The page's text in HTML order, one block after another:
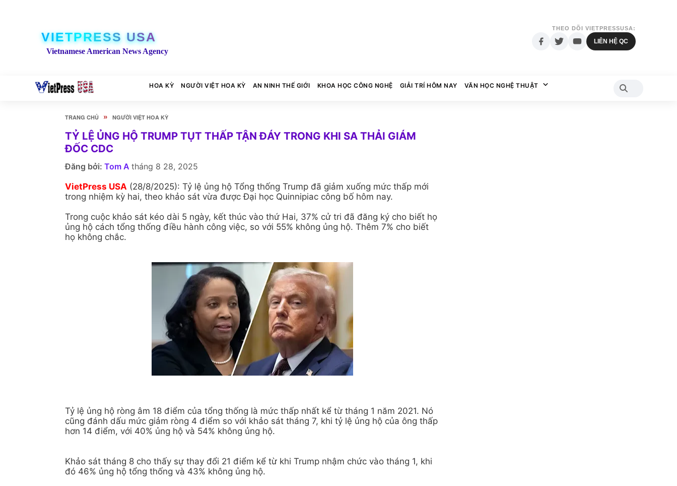
VIETPRESS USA
Vietnamese American News Agency
THEO DÕI VIETPRESSUSA:
LIÊN HỆ QC
HOA KỲ NGƯỜI VIỆT HOA KỲ AN NINH THẾ GIỚI KHOA HỌC CÔNG NGHỆ GIẢI TRÍ HÔM NAY VĂN HỌC NGHỆ THUẬT
TRANG CHỦ » NGƯỜI VIỆT HOA KỲ
TỶ LỆ ỦNG HỘ TRUMP TỤT THẤP TẬN ĐÁY TRONG KHI SA THẢI GIÁM
ĐỐC CDC
Đăng bởi: Tom A tháng 8 28, 2025
VietPress USA (28/8/2025): Tỷ lệ ủng hộ Tổng thống Trump đã giảm xuống mức thấp mới
trong nhiệm kỳ hai, theo khảo sát vừa được Đại học Quinnipiac công bố hôm nay.
Trong cuộc khảo sát kéo dài 5 ngày, kết thúc vào thứ Hai, 37% cử tri đã đăng ký cho biết họ
ủng hộ cách tổng thống điều hành công việc, so với 55% không ủng hộ. Thêm 7% cho biết
họ không chắc.
Tỷ lệ ủng hộ ròng âm 18 điểm của tổng thống là mức thấp nhất kể từ tháng 1 năm 2021. Nó
cũng đánh dấu mức giảm ròng 4 điểm so với khảo sát tháng 7, khi tỷ lệ ủng hộ của ông thấp
hơn 14 điểm, với 40% ủng hộ và 54% không ủng hộ.
Khảo sát tháng 8 cho thấy sự thay đổi 21 điểm kể từ khi Trump nhậm chức vào tháng 1, khi
đó 46% ủng hộ tổng thống và 43% không ủng hộ.